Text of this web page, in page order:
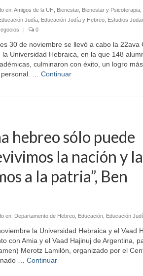
en: Amigos de la UH Bienestar, Bienestar y Psicoterapia,
Judía, Educación Judía y Hebreo, Estudios
| 0
30 de noviembre se llevó a cabo la 22ava
Universidad Hebraica, en la que 148
culminaron con éxito, un logro
… Continuar
hebreo sólo puede
la nación y la
a la patria”, Ben
en: Departamento de Hebreo, Educación, Educación
la Universidad Hebraica y el Vaad
con Amia y el Vaad Hajinuj de Argentina,
Merotz Lamilón, organizado por el
… Continuar